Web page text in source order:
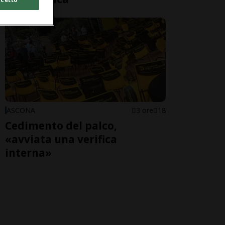
ASCONA 3 ore 18
Cedimento del palco,
«avviata una verifica
interna»